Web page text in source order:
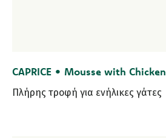
CAPRICE • Mousse with Chicken
Πλήρης τροφή για ενήλικες γάτες